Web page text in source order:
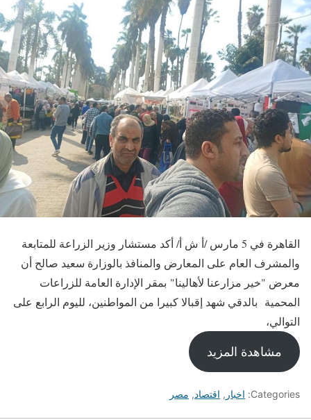
القاهرة في 5 مارس /أ ش أ/ أكد مستشار وزير الزراعة للمتابعة
والمشرف العام على المعارض والمنافذ بالوزارة سعيد صالح أن
معرض "خير مزارعنا لأهالينا" بمقر الإدارة العامة للزراعات
المحمية بالدقي شهد إقبالا كبيرا من المواطنين، لليوم الرابع على
التوالي،
مشاهدة المزيد
Categories: اخبار , اقتصاد, مصر